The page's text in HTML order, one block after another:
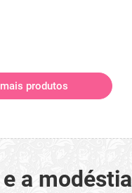
produtos
a modéstia